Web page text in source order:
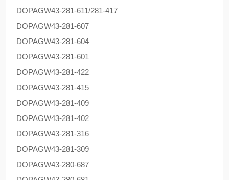
DOPAGW43-281-611/281-417
DOPAGW43-281-607
DOPAGW43-281-604
DOPAGW43-281-601
DOPAGW43-281-422
DOPAGW43-281-415
DOPAGW43-281-409
DOPAGW43-281-402
DOPAGW43-281-316
DOPAGW43-281-309
DOPAGW43-280-687